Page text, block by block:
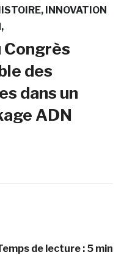
INNOVATION
Congrès
des
dans un
ADN
de lecture : 5 min